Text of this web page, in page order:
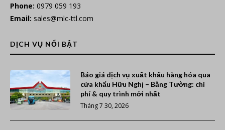
Phone: 0979 059 193
Email: sales@mlc-ttl.com
DỊCH VỤ NỔI BẬT
Báo giá dịch vụ xuất khẩu hàng hóa qua
cửa khẩu Hữu Nghị – Bằng Tường: chi
phí & quy trình mới nhất
Tháng 7 30, 2026